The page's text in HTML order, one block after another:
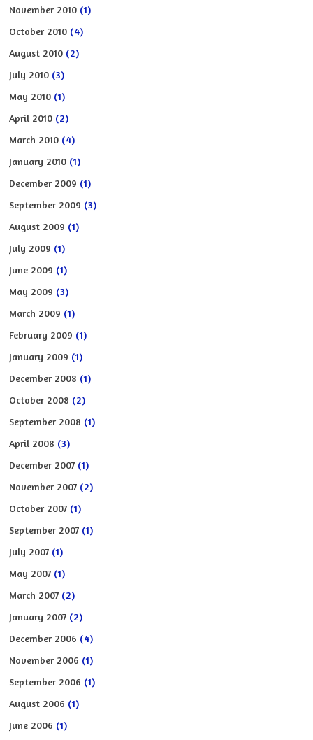
November 2010 (1)
October 2010 (4)
August 2010 (2)
July 2010 (3)
May 2010 (1)
April 2010 (2)
March 2010 (4)
January 2010 (1)
December 2009 (1)
September 2009 (3)
August 2009 (1)
July 2009 (1)
June 2009 (1)
May 2009 (3)
March 2009 (1)
February 2009 (1)
January 2009 (1)
December 2008 (1)
October 2008 (2)
September 2008 (1)
April 2008 (3)
December 2007 (1)
November 2007 (2)
October 2007 (1)
September 2007 (1)
July 2007 (1)
May 2007 (1)
March 2007 (2)
January 2007 (2)
December 2006 (4)
November 2006 (1)
September 2006 (1)
August 2006 (1)
June 2006 (1)